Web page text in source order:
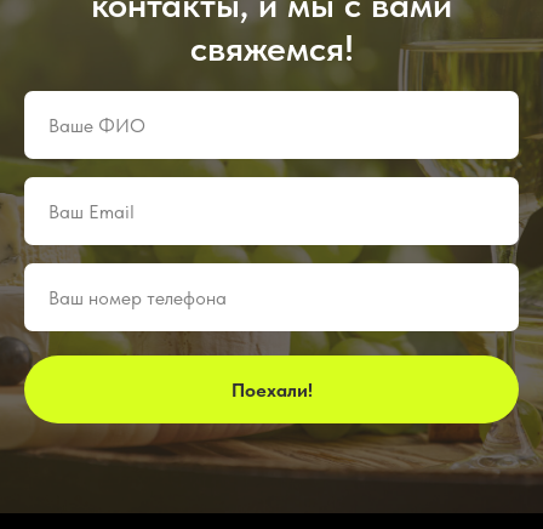
свяжемся!
Поехали!